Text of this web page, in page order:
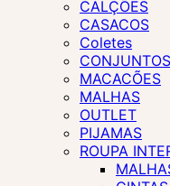
CALÇÕES
CASACOS
Coletes
CONJUNTOS
MACACÕES
MALHAS
OUTLET
PIJAMAS
ROUPA